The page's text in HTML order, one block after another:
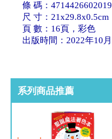
條 碼：4714426602019
尺 寸：21x29.8x0.5cm
頁 數：16頁，彩色
出版時間：2022年10月
系列商品推薦